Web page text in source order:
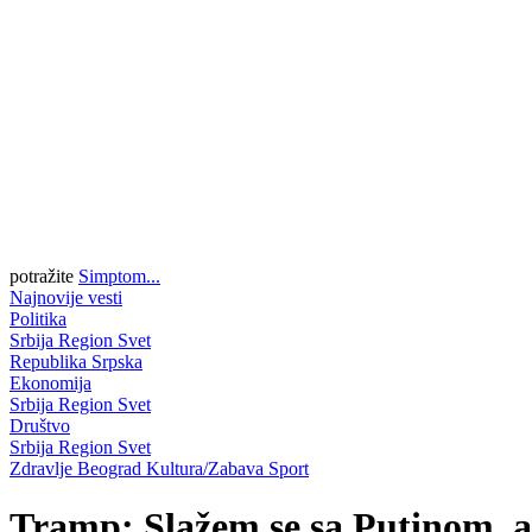
potražite Simptom...
Najnovije vesti
Politika
Srbija Region Svet
Republika Srpska
Ekonomija
Srbija Region Svet
Društvo
Srbija Region Svet
Zdravlje Beograd Kultura/Zabava Sport